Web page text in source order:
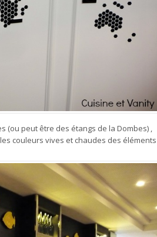
(ou peut être des étangs de la Dombes) ,
couleurs vives et chaudes des éléments